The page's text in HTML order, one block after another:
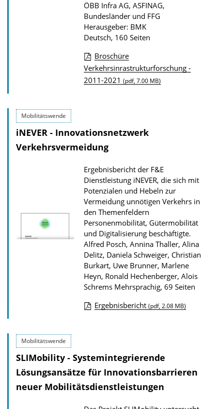
ÖBB Infra AG, ASFINAG,
Bundesländer und FFG
Herausgeber: BMK
Deutsch, 160 Seiten
D
o
o
a
s
z
u
r
P
u
b
l
i
a
o
Broschüre
Verkehrsinrastrukturforschung -
2011-2021 (pdf, 7.00 MB)
Mobilitätswende
iNEVER - Innovationsnetzwerk
Verkehrsvermeidung
Ergebnisbericht der F&E
Dienstleistung iNEVER, die sich mit
Potenzialen und Hebeln zur
Vermeidung unnötigen Verkehrs in
den Themenfeldern
Personenmobilität, Gütermobilität
und Digitalisierung beschäftigte.
Alfred Posch, Annina Thaller, Alina
Delitz, Daniela Schweiger, Christian
Burkart, Uwe Brunner, Marlene
Heyn, Ronald Hechenberger, Alois
Schrems Mehrsprachig, 69 Seiten
n
l
o
Ergebnisbericht (pdf, 2.08 MB)
Mobilitätswende
SLIMobility - Systemintegrierende
Lösungsansätze für Innovationsbarrieren
neuer Mobilitätsdienstleistungen